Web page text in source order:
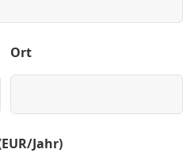
Ort
Jahr)